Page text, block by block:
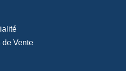
de Vente